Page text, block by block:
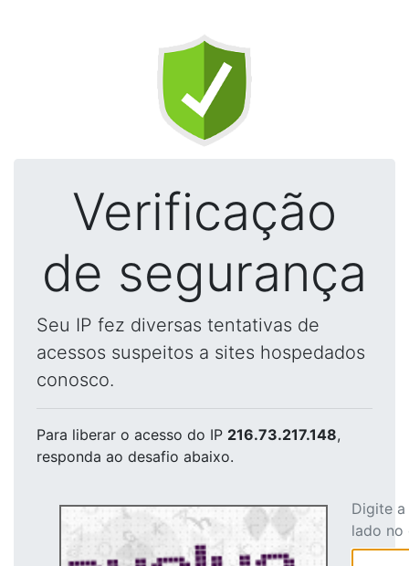
Verificação
de segurança
Seu IP fez diversas tentativas de
acessos suspeitos a sites hospedados
conosco.
Para liberar o acesso do IP 216.73.217.148,
responda ao desafio abaixo.
Digite
lado no